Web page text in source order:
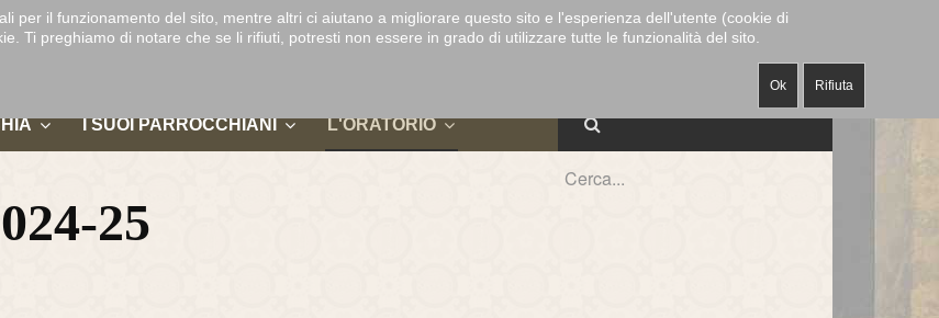
DUOMO DI
MONZA
- DECANATO-
CAPPELLA
MUSICALE
- ALABARDIERI-
MUSEO E
TESORO
I SUOI PARROCCHIANI L'ORATORIO
25
per il funzionamento del sito, mentre altri ci aiutano a migliorare questo sito e l'esperienza dell'utente (cookie di
Ti preghiamo di notare che se li rifiuti, potresti non essere in grado di utilizzare tutte le funzionalità del sito.
Ok Rifiuta